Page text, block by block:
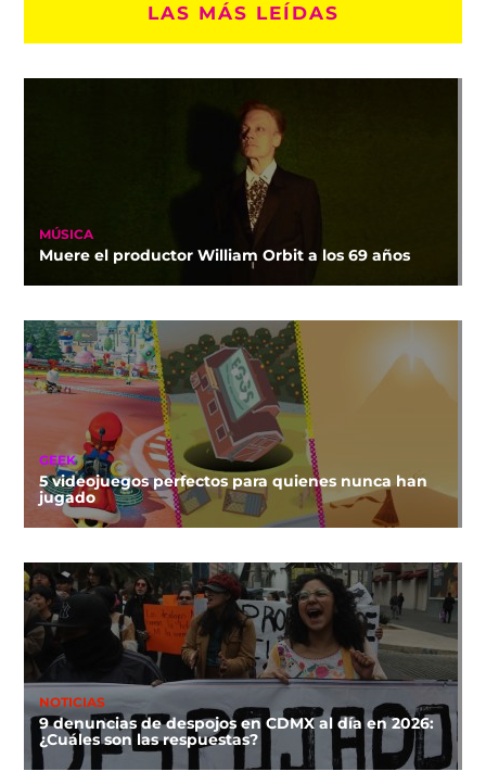
LAS MÁS LEÍDAS
MÚSICA
Muere el productor William Orbit a los 69 años
GEEK
5 videojuegos perfectos para quienes nunca han
jugado
NOTICIAS
9 denuncias de despojos en CDMX al día en 2026:
¿Cuáles son las respuestas?